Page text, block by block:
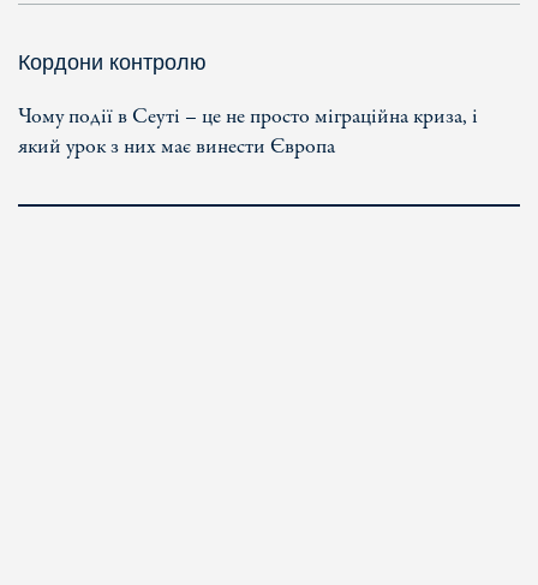
Кордони контролю
Чому події в Сеуті – це не просто міграційна криза, і
який урок з них має винести Європа